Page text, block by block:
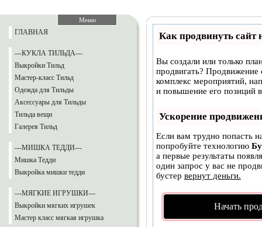
Меню
ГЛАВНАЯ
---КУКЛА ТИЛЬДА---
Выкройки Тильд
Мастер-класс Тильд
Одежда для Тильды
Аксессуары для Тильды
Тильда вещи
Галерея Тильд
---МИШКА ТЕДДИ---
Мишка Тедди
Выкройка мишки тедди
---МЯГКИЕ ИГРУШКИ---
Выкройки мягких игрушек
Мастер класс мягкая игрушка
Как продвинуть сайт
Вы создали или только
продвигать? Продвижение
комплекс мероприятий,
и повышение его позиций
Ускорение
Если вам трудно попасть
попробуйте технологию
а первые результаты
один запрос у вас не
бустер вернут деньги.
Начать